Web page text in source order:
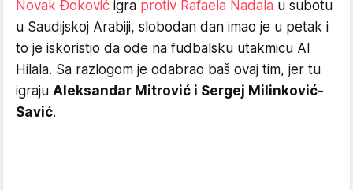
Novak Đoković igra protiv Rafaela Nadala u subotu
u Saudijskoj Arabiji, slobodan dan imao je u petak i
to je iskoristio da ode na fudbalsku utakmicu Al
Hilala. Sa razlogom je odabrao baš ovaj tim, jer tu
igraju Aleksandar Mitrović i Sergej Milinković-
Savić.